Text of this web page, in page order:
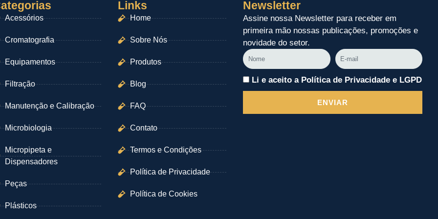
Acessórios
Cromatografia
Equipamentos
Filtração
Manutenção e Calibração
Microbiologia
Micropipeta e
Dispensadores
Peças
Plásticos
Links
Home
Sobre Nós
Produtos
Blog
FAQ
Contato
Termos e Condições
Política de Privacidade
Política de Cookies
Newsletter
Assine nossa Newsletter para receber em
primeira mão nossas publicações, promoções e
novidade do setor.
Nome
E-
mail
Li e aceito a Política de Privacidade e LGPD
ENVIAR